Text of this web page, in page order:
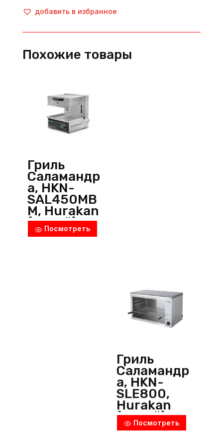
Саламандра,
SLE580,
(Китай)
добавить в избранное
Похожие товары
Гриль
Саламандр
а, HKN-
SAL450MB
M, Hurakan
(Китай)
Посмотреть
Гриль
Саламандр
а, HKN-
SLE800,
Hurakan
(Китай)
Посмотреть